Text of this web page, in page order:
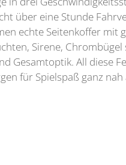
über eine Stunde
echte Seitenkoffer mit
Sirene, Chrombügel
Gesamtoptik. All diese
für Spielspaß ganz